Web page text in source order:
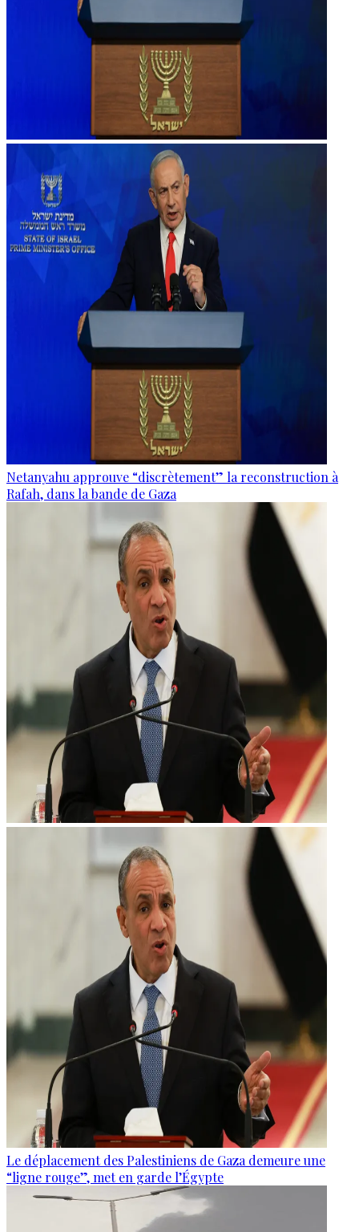
Netanyahu approuve “discrètement” la reconstruction à
Rafah, dans la bande de Gaza
Le déplacement des Palestiniens de Gaza demeure une
“ligne rouge”, met en garde l’Égypte